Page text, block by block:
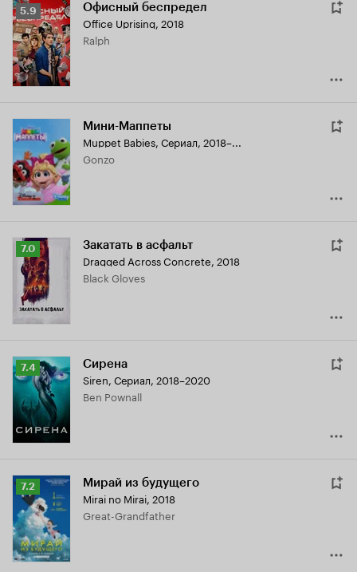
Рейтинг
Кинопоиска
5.9
5.9 Офисный беспредел
Office Uprising, 2018
Ralph
Мини-Маппеты
Muppet Babies, Сериал, 2018–...
Gonzo
Рейтинг
Кинопоиска
7.0
7.0 Закатать в асфальт
Dragged Across Concrete, 2018
Black Gloves
Рейтинг
Кинопоиска
7.4
7.4 Сирена
Siren, Сериал, 2018–2020
Ben Pownall
Рейтинг
Кинопоиска
7.2
7.2 Мирай из будущего
Mirai no Mirai, 2018
Great-Grandfather